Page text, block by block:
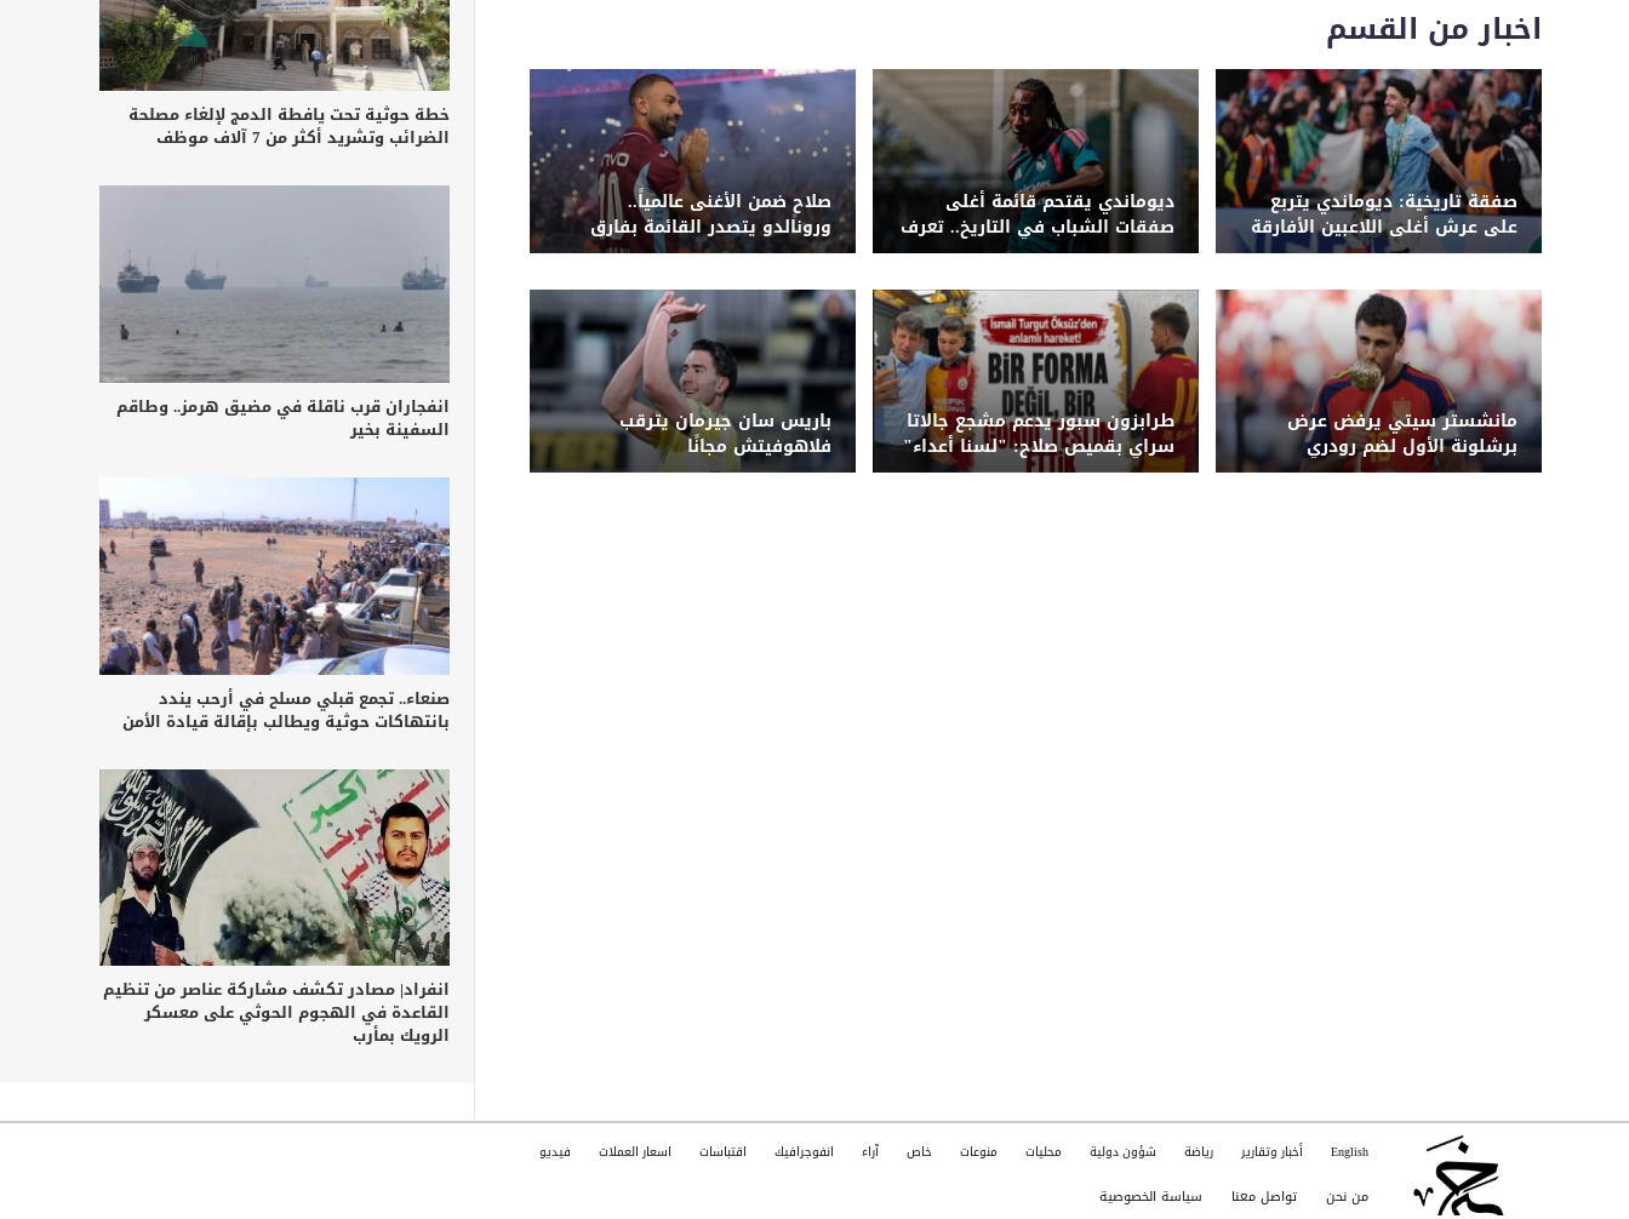
اخبار من القسم
صفقة تاريخية: ديوماندي يتربع
على عرش أغلى اللاعبين الأفارقة
بانتقاله لريال مدريد
ديوماندي يقتحم قائمة أغلى
صفقات الشباب في التاريخ.. تعرف
على القائمة الكاملة
صلاح ضمن الأغنى عالمياً..
ورونالدو يتصدر القائمة بفارق
كبير
مانشستر سيتي يرفض عرض
برشلونة الأول لضم رودري
طرابزون سبور يدعم مشجع جالاتا
سراي بقميص صلاح: "لسنا أعداء"
باريس سان جيرمان يترقب
فلاهوفيتش مجانًا
خطة حوثية تحت يافطة الدمج لإلغاء مصلحة
الضرائب وتشريد أكثر من 7 آلاف موظف
انفجاران قرب ناقلة في مضيق هرمز.. وطاقم
السفينة بخير
صنعاء.. تجمع قبلي مسلح في أرحب يندد
بانتهاكات حوثية ويطالب بإقالة قيادة الأمن
انفراد| مصادر تكشف مشاركة عناصر من تنظيم
القاعدة في الهجوم الحوثي على معسكر
الرويك بمأرب
English أخبار وتقارير رياضة شؤون دولية محليات منوعات خاص آراء انفوجرافيك اقتباسات اسعار العملات فيديو
من نحن تواصل معنا سياسة الخصوصية